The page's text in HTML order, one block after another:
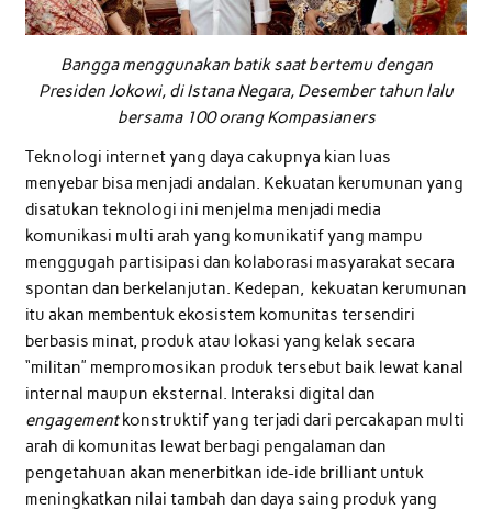
Bangga menggunakan batik saat bertemu dengan
Presiden Jokowi, di Istana Negara, Desember tahun lalu
bersama 100 orang Kompasianers
Teknologi internet yang daya cakupnya kian luas
menyebar bisa menjadi andalan. Kekuatan kerumunan yang
disatukan teknologi ini menjelma menjadi media
komunikasi multi arah yang komunikatif yang mampu
menggugah partisipasi dan kolaborasi masyarakat secara
spontan dan berkelanjutan. Kedepan, kekuatan kerumunan
itu akan membentuk ekosistem komunitas tersendiri
berbasis minat, produk atau lokasi yang kelak secara
“militan” mempromosikan produk tersebut baik lewat kanal
internal maupun eksternal. Interaksi digital dan
engagementkonstruktif yang terjadi dari percakapan multi
arah di komunitas lewat berbagi pengalaman dan
pengetahuan akan menerbitkan ide-ide brilliant untuk
meningkatkan nilai tambah dan daya saing produk yang